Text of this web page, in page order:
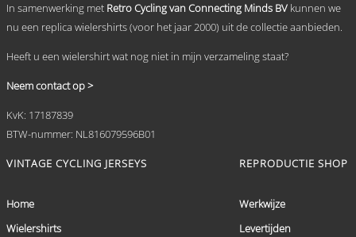
In samenwerking met Retro Cycling van Connecting Minds BV kunnen we
nu een replica wielershirts (voor het jaar 2000) uit de collectie aanbieden.
Heeft u een wielershirt wat nog niet in mijn verzameling staat?
Neem contact op >
KvK: 17187839
BTW-nummer: NL816079596B01
VINTAGE CYCLING JERSEYS
Home
Wielershirts
REPRODUCTIE SHOP
Werkwijze
Levertijden